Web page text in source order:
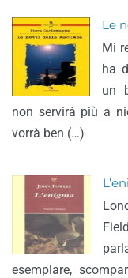
Le
Mi
ha
un
non servirà più a
vorrà ben (…)
esemplare,